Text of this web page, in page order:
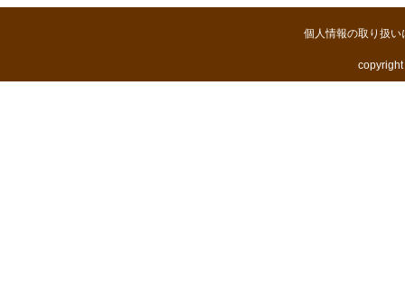
個人情報の取り扱い